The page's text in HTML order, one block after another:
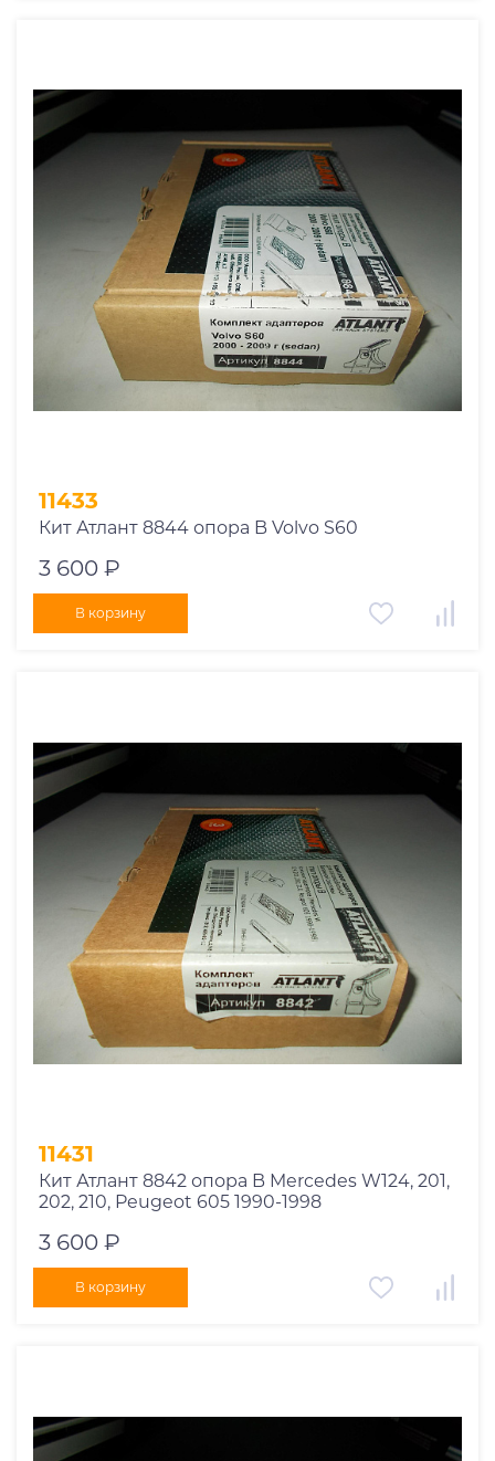
11433
Кит Атлант 8844 опора B Volvo S60
3 600 ₽
В корзину
11431
Кит Атлант 8842 опора B Mercedes W124, 201,
202, 210, Peugeot 605 1990-1998
3 600 ₽
В корзину